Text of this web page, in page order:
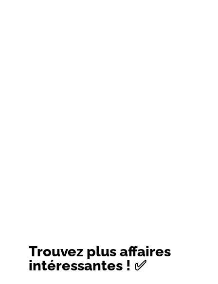
Trouvez plus affaires
intéressantes ! ✅